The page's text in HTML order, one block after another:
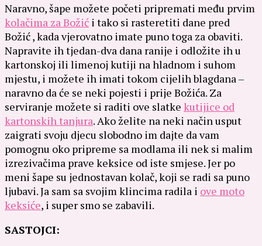
Naravno, šape možete početi pripremati među prvim
kolačima za Božić i tako si rasteretiti dane pred
Božić , kada vjerovatno imate puno toga za obaviti.
Napravite ih tjedan-dva dana ranije i odložite ih u
kartonskoj ili limenoj kutiji na hladnom i suhom
mjestu, i možete ih imati tokom cijelih blagdana –
naravno da će se neki pojesti i prije Božića. Za
serviranje možete si raditi ove slatke kutijice od
kartonskih tanjura. Ako želite na neki način usput
zaigrati svoju djecu slobodno im dajte da vam
pomognu oko pripreme sa modlama ili nek si malim
izrezivačima prave keksice od iste smjese. Jer po
meni šape su jednostavan kolač, koji se radi sa puno
ljubavi. Ja sam sa svojim klincima radila i ove moto
keksiće, i super smo se zabavili.
SASTOJCI: